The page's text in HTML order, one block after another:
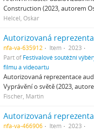
Construction (2023, autorem
Helcel, Oskar
Autorizovaná
nfa-va-635912 Item
2023
Part ofFestivalové soutěžní
filmu a videoartu
Autorizovaná reprezentace
Vyprávění o světě (2023,
Fischer, Martin
Autorizovaná
nfa-va-466906 Item
2023